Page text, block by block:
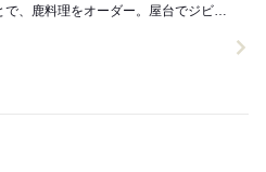
、鹿料理をオーダー。屋台でジビエ